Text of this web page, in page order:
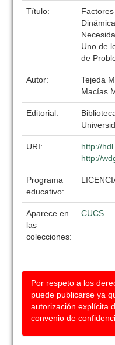
Título:
Uno de
de
Autor:
Tejeda
Macías
Editorial:
URI:
http://
http://
Programa
educativo:
Aparece en
las
colecciones:
CUCS
Por respeto a los
puede publicarse ya
autorización explícita
convenio de